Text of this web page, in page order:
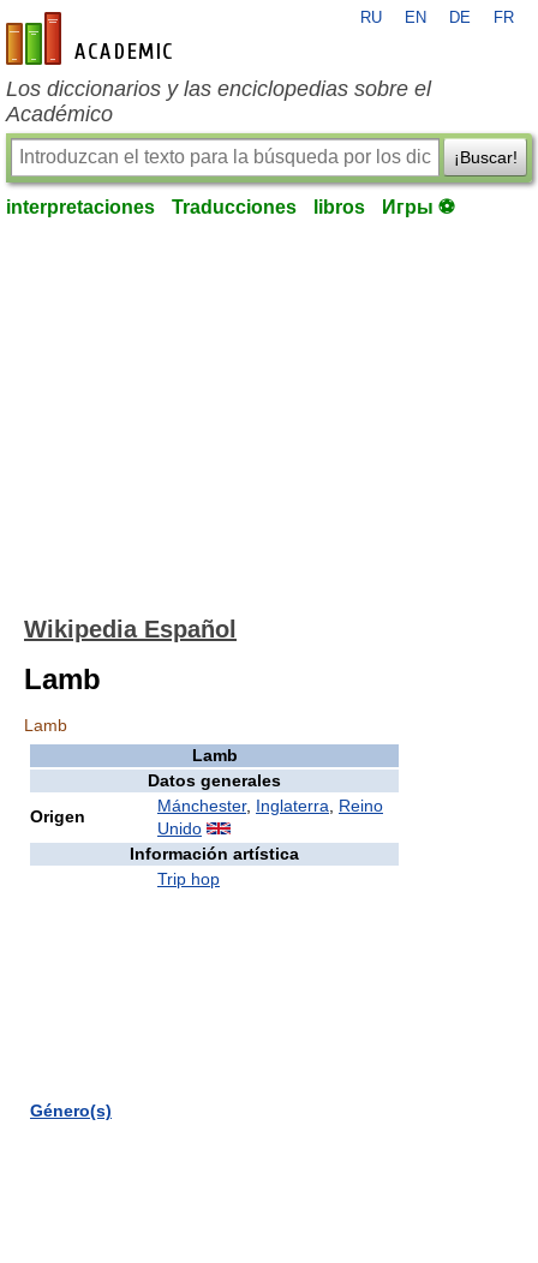
es-academic.com
RU EN DE FR
Los diccionarios y las enciclopedias sobre el
Académico
¡Buscar!
interpretaciones Traducciones libros Игры ⚽
Wikipedia Español
Lamb
Lamb
Lamb
Datos generales
Origen
Mánchester, Inglaterra
Reino
Unido
Información artística
Género(s)
Trip hop